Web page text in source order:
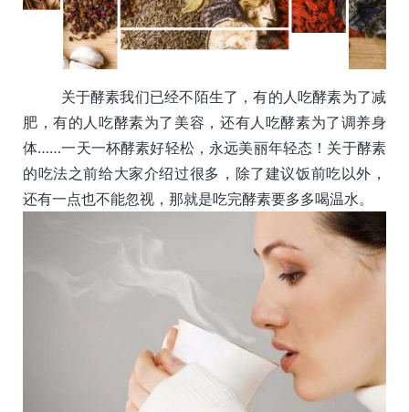
关于酵素我们已经不陌生了，有的人吃酵素为了减
肥，有的人吃酵素为了美容，还有人吃酵素为了调养身
体……一天一杯酵素好轻松，永远美丽年轻态！关于酵素
的吃法之前给大家介绍过很多，除了建议饭前吃以外，
还有一点也不能忽视，那就是吃完酵素要多多喝温水。